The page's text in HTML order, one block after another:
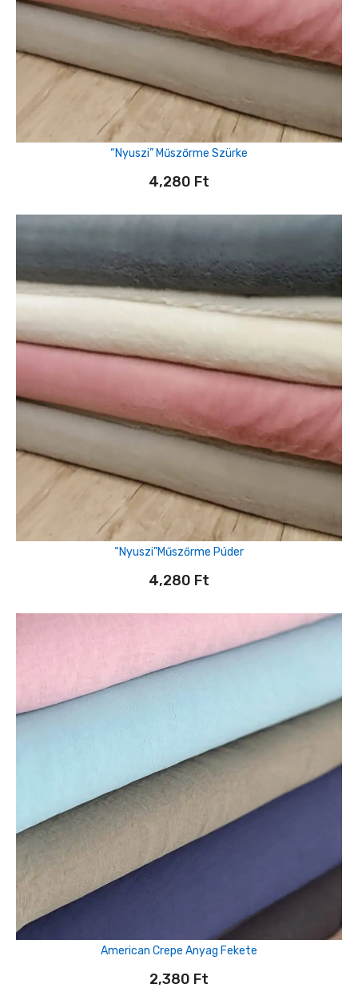
“Nyuszi” Műszőrme Szürke
4,280 Ft
“Nyuszi”műszőrme Púder
4,280 Ft
American Crepe Anyag Fekete
2,380 Ft